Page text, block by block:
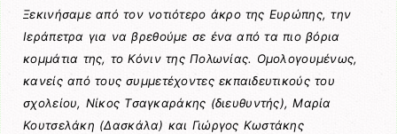
Ξεκινήσαμε από τον νοτιότερο άκρο της Ευρώπης, την
Ιεράπετρα για να βρεθούμε σε ένα από τα πιο βόρια
κομμάτια της, το Κόνιν της Πολωνίας. Ομολογουμένως,
κανείς από τους συμμετέχοντες εκπαιδευτικούς του
σχολείου, Νίκος Τσαγκαράκης (διευθυντής), Μαρία
Κουτσελάκη (Δασκάλα) και Γιώργος Κωστάκης